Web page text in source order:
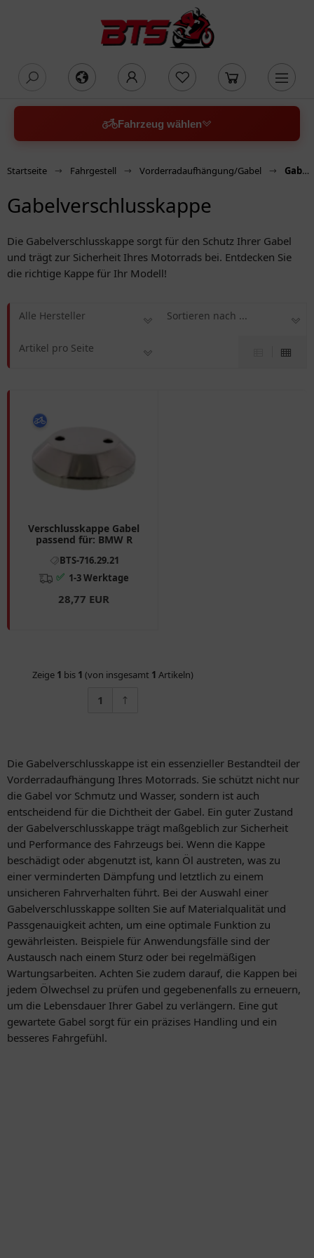
Fahrzeug wählen
Startseite Fahrgestell Vorderradaufhängung/Gabel Gabelverschlusskappe
Gabelverschlusskappe
Die Gabelverschlusskappe sorgt für den Schutz Ihrer Gabel
und trägt zur Sicherheit Ihres Motorrads bei. Entdecken Sie
die richtige Kappe für Ihr Modell!
Alle Hersteller Sortieren nach ...
Artikel pro Seite
Verschlusskappe Gabel
passend für: BMW R
BTS-716.29.21
✅ 1-3 Werktage
28,77 EUR
Zeige 1 bis 1 (von insgesamt 1 Artikeln)
1
Die Gabelverschlusskappe ist ein essenzieller Bestandteil der
Vorderradaufhängung Ihres Motorrads. Sie schützt nicht nur
die Gabel vor Schmutz und Wasser, sondern ist auch
entscheidend für die Dichtheit der Gabel. Ein guter Zustand
der Gabelverschlusskappe trägt maßgeblich zur Sicherheit
und Performance des Fahrzeugs bei. Wenn die Kappe
beschädigt oder abgenutzt ist, kann Öl austreten, was zu
einer verminderten Dämpfung und letztlich zu einem
unsicheren Fahrverhalten führt. Bei der Auswahl einer
Gabelverschlusskappe sollten Sie auf Materialqualität und
Passgenauigkeit achten, um eine optimale Funktion zu
gewährleisten. Beispiele für Anwendungsfälle sind der
Austausch nach einem Sturz oder bei regelmäßigen
Wartungsarbeiten. Achten Sie zudem darauf, die Kappen bei
jedem Ölwechsel zu prüfen und gegebenenfalls zu erneuern,
um die Lebensdauer Ihrer Gabel zu verlängern. Eine gut
gewartete Gabel sorgt für ein präzises Handling und ein
besseres Fahrgefühl.